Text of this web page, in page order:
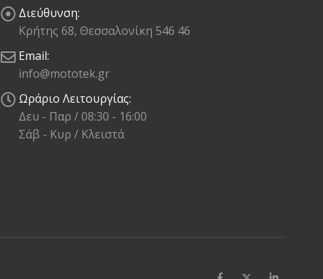
Διεύθυνση:
Κρήτης 68, Θεσσαλονίκη 546 46
Email:
info@mototek.gr
Ωράριο Λειτουργίας:
Δευ - Παρ / 08:30 - 16:00
Σάβ - Κυρ / Κλειστά